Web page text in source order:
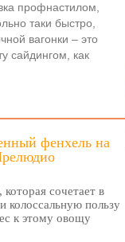
профнастилом,
таки быстро,
вагонки – это
сайдингом, как
фенхель на
сочетает в
колоссальную пользу
к этому овощу